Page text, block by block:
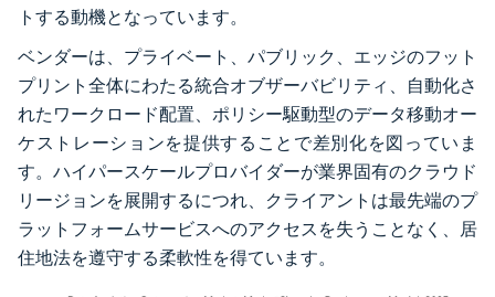
トする動機となっています。
ベンダーは、プライベート、パブリック、エッジのフット
プリント全体にわたる統合オブザーバビリティ、自動化さ
れたワークロード配置、ポリシー駆動型のデータ移動オー
ケストレーションを提供することで差別化を図っていま
す。ハイパースケールプロバイダーが業界固有のクラウド
リージョンを展開するにつれ、クライアントは最先端のプ
ラットフォームサービスへのアクセスを失うことなく、居
住地法を遵守する柔軟性を得ています。